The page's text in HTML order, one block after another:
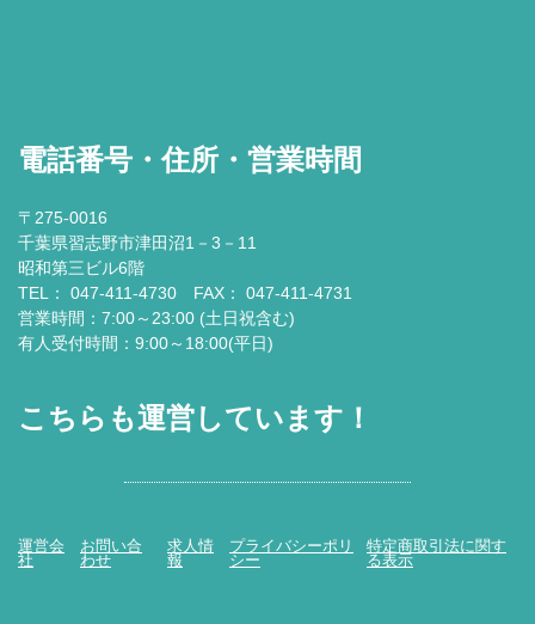
電話番号・住所・営業時間
〒275-0016
千葉県習志野市津田沼1－3－11
昭和第三ビル6階
TEL： 047-411-4730 FAX： 047-411-4731
営業時間：7:00～23:00 (土日祝含む)
有人受付時間：9:00～18:00(平日)
こちらも運営しています！
運営会
社
お問い合
わせ
求人情
報
プライバシーポリ
シー
特定商取引法に関す
る表示